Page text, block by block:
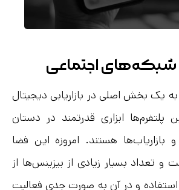
شبکه‌های اجتماعی
یک بخش اصلی در بازاریابی دیجیتال
پلتفرم‌ها ابزاری قدرتمند در دستان
بازاریاب‌ها هستند. امروزه این فضا
و تعداد بسیار زیادی از بیزینس‌ها از
و در آن به صورت جدی فعالیت